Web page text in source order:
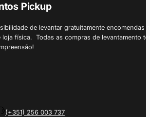
Pickup
de levantar gratuitamente
loja física. Todas as compras de levantamento
(+351) 256 003 737